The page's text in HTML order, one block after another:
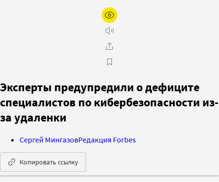
Эксперты предупредили о дефиците
специалистов по кибербезопасности из-
за удаленки
Сергей МингазовРедакция Forbes
Копировать ссылку